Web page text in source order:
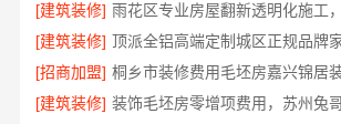
[建筑装修]
[建筑装修] 顶派全铝高端定制城区正规品牌
[招商加盟]
[建筑装修]